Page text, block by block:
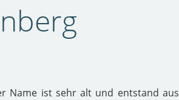
Name ist sehr alt und entstand aus